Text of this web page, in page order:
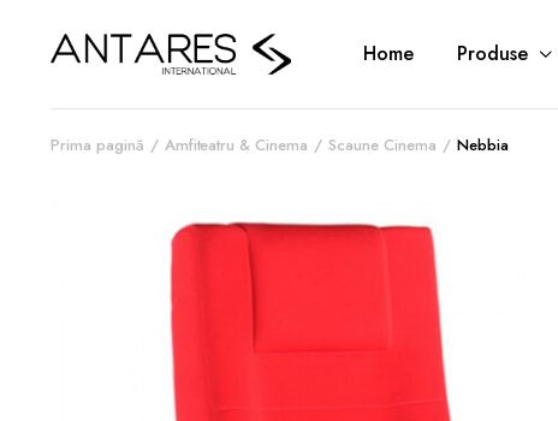
Home Produse
Prima pagină Amfiteatru & Cinema Scaune Cinema Nebbia